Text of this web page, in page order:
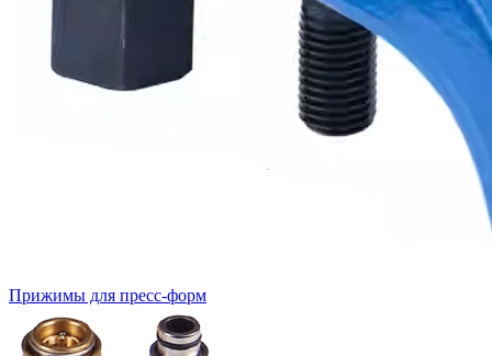
Прижимы для пресс-форм